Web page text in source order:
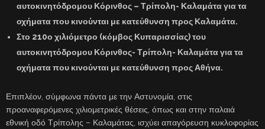
αυτοκινητόδρομου Κόρινθος – Τρίπολη- Καλαμάτα για τα
οχήματα που κινούνται με κατεύθυνση προς Καλαμάτα.
Στο 210ο χιλιόμετρο (κόμβος Κυπαρισσίας) του
αυτοκινητόδρομου Κόρινθος- Τρίπολη- Καλαμάτα για τα
οχήματα που κινούνται με κατεύθυνση προς Αθήνα.
Επιπλέον, σύμφωνα πάντα με την Αστυνομία, στις
προαναφερόμενες χιλιομετρικές θέσεις, όπως και στην παλαιά
εθνική οδό Τρίπολης – Καλαμάτας, ισχύει απαγόρευση κυκλοφορίας